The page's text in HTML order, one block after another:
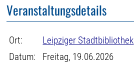
Veranstaltungsdetails
Ort: Leipziger Stadtbibliothek
Datum:
Freitag, 19.06.2026